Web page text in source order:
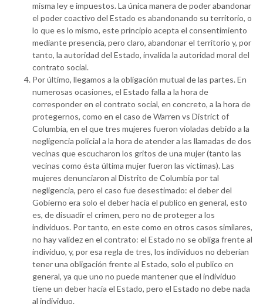
misma ley e impuestos. La única manera de poder abandonar
el poder coactivo del Estado es abandonando su territorio, o
lo que es lo mismo, este principio acepta el consentimiento
mediante presencia, pero claro, abandonar el territorio y, por
tanto, la autoridad del Estado, invalida la autoridad moral del
contrato social.
Por último, llegamos a la obligación mutual de las partes. En
numerosas ocasiones, el Estado falla a la hora de
corresponder en el contrato social, en concreto, a la hora de
protegernos, como en el caso de Warren vs District of
Columbia, en el que tres mujeres fueron violadas debido a la
negligencia policial a la hora de atender a las llamadas de dos
vecinas que escucharon los gritos de una mujer (tanto las
vecinas como ésta última mujer fueron las víctimas). Las
mujeres denunciaron al Distrito de Columbia por tal
negligencia, pero el caso fue desestimado: el deber del
Gobierno era solo el deber hacia el publico en general, esto
es, de disuadir el crimen, pero no de proteger a los
individuos. Por tanto, en este como en otros casos similares,
no hay validez en el contrato: el Estado no se obliga frente al
individuo, y, por esa regla de tres, los individuos no deberían
tener una obligación frente al Estado, solo el publico en
general, ya que uno no puede mantener que el individuo
tiene un deber hacia el Estado, pero el Estado no debe nada
al individuo.